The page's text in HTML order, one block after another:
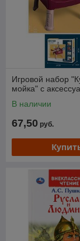
Игровой набор
мойка" с
В наличии
67,50 руб.